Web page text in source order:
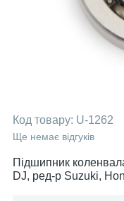
Код товару: U-1262
Ще немає відгуків
Підшипник
DJ, ред-р Suzuki,